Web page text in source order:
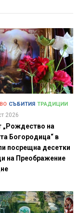
СЪБИТИЯ ТРАДИЦИИ
2026
„Рождество на
Богородица“ в
посрещна десетки
на Преображение